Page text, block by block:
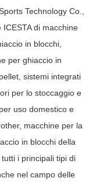
Technology Co.,
di macchine
in blocchi,
per ghiaccio in
sistemi integrati
per lo stoccaggio e
uso domestico e
macchine per la
in blocchi della
i principali tipi di
nel campo delle